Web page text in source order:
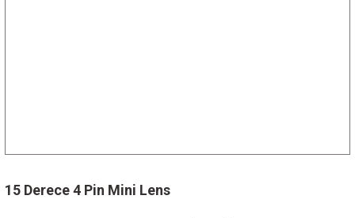
15 Derece 4 Pin Mini Lens